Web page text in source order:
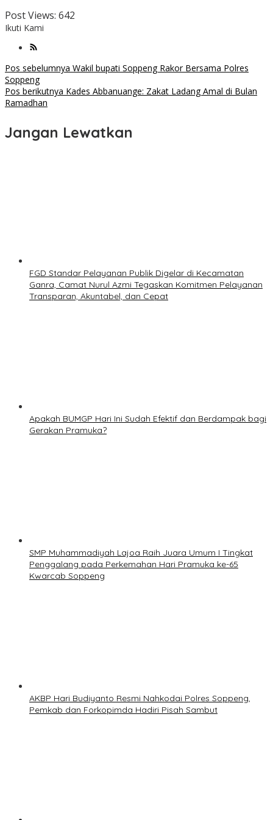
Post Views: 642
Ikuti Kami
Navigasi
pos
Pos sebelumnya Wakil bupati Soppeng Rakor Bersama Polres
Soppeng
Pos berikutnya Kades Abbanuange: Zakat Ladang Amal di Bulan
Ramadhan
Jangan Lewatkan
FGD Standar Pelayanan Publik Digelar di Kecamatan
Ganra, Camat Nurul Azmi Tegaskan Komitmen Pelayanan
Transparan, Akuntabel, dan Cepat
Apakah BUMGP Hari Ini Sudah Efektif dan Berdampak bagi
Gerakan Pramuka?
SMP Muhammadiyah Lajoa Raih Juara Umum I Tingkat
Penggalang pada Perkemahan Hari Pramuka ke-65
Kwarcab Soppeng
AKBP Hari Budiyanto Resmi Nahkodai Polres Soppeng,
Pemkab dan Forkopimda Hadiri Pisah Sambut